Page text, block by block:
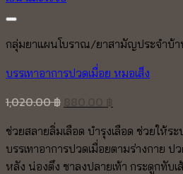
กลุ่มยาแผนโบราณ/ยาสามัญประจำบ้า
บรรเทาอาการปวดเมื่อย หมอเส็ง
1,020.00฿
was:
1,020.00 ฿.
is:
880.00 ฿.
ช่วยสลายลิ่มเลือด บำรุงเลือด ช่วยให้ร
บรรเทาอาการปวดเมื่อยตามร่างกาย ป
หลัง น่องตึง ชาลงปลายเท้า กระดูกทับ